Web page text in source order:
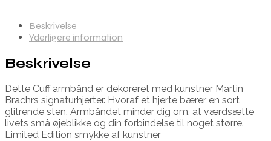
Beskrivelse
Yderligere information
Beskrivelse
Dette Cuff armbånd er dekoreret med kunstner Martin
Brachrs signaturhjerter. Hvoraf et hjerte bærer en sort
glitrende sten. Armbåndet minder dig om, at værdsætte
livets små øjeblikke og din forbindelse til noget større.
Limited Edition smykke af kunstner